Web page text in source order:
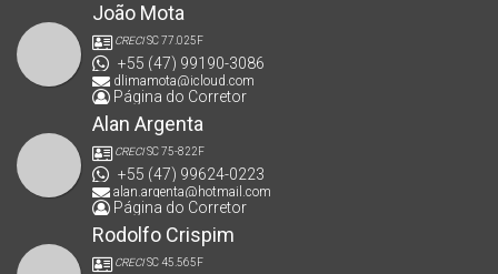
João Mota
CRECISC 77.025F
+55 (47) 99190-3086
dlimamota@icloud.com
Página do Corretor
Alan Argenta
CRECISC 75-822F
+55 (47) 99624-0223
alan.argenta@hotmail.com
Página do Corretor
Rodolfo Crispim
CRECISC 45.565F